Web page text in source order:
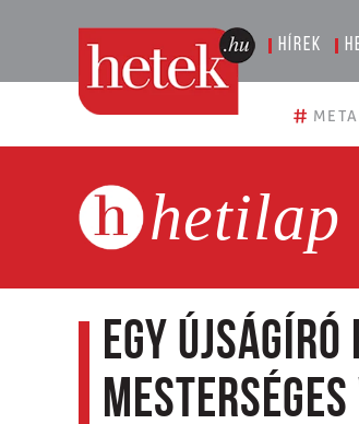
Hírek
# META
hetilap
Egy